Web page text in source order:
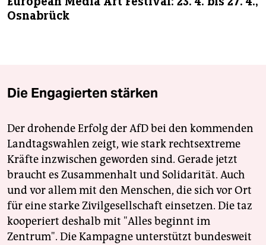
Osnabrück
Die Engagierten stärken
Der drohende Erfolg der AfD bei den kommenden
Landtagswahlen zeigt, wie stark rechtsextreme
Kräfte inzwischen geworden sind. Gerade jetzt
braucht es Zusammenhalt und Solidarität. Auch
und vor allem mit den Menschen, die sich vor Ort
für eine starke Zivilgesellschaft einsetzen. Die taz
kooperiert deshalb mit "Alles beginnt im
Zentrum". Die Kampagne unterstützt bundesweit